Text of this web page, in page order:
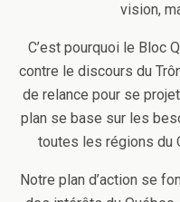
vision,
C’est pourquoi le Bloc
contre le discours du
de relance pour se
plan se base sur les
toutes les régions du
Notre plan d’action se